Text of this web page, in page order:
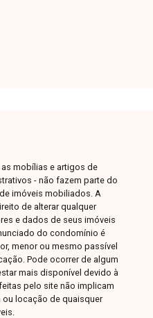
mobílias e artigos de
- não fazem parte do
imóveis mobiliados. A
de alterar qualquer
e dados de seus imóveis
do condomínio é
menor ou mesmo passível
Pode ocorrer de algum
mais disponível devido à
pelo site não implicam
ou locação de quaisquer